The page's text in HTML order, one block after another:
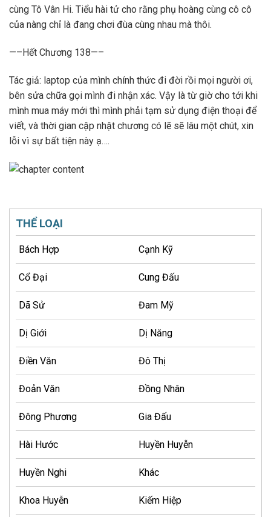
cùng Tô Vân Hi. Tiểu hài tử cho rằng phụ hoàng cùng cô cô
của nàng chỉ là đang chơi đùa cùng nhau mà thôi.
—–Hết Chương 138—–
Tác giả: laptop của mình chính thức đi đời rồi mọi người ơi,
bên sửa chữa gọi mình đi nhận xác. Vậy là từ giờ cho tới khi
mình mua máy mới thì mình phải tạm sử dụng điện thoại để
viết, và thời gian cập nhật chương có lẽ sẽ lâu một chút, xin
lỗi vì sự bất tiện này ạ….
THỂ LOẠI
Bách Hợp Cạnh Kỹ
Cổ Đại Cung Đấu
Dã Sử Đam Mỹ
Dị Giới Dị Năng
Điền Văn Đô Thị
Đoản Văn Đồng Nhân
Đông Phương Gia Đấu
Hài Hước Huyền Huyễn
Huyền Nghi Khác
Khoa Huyễn Kiếm Hiệp